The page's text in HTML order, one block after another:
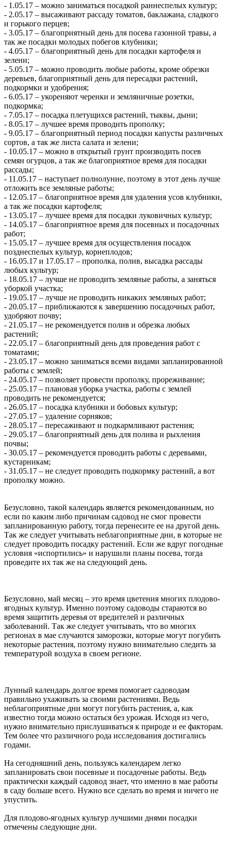
- 1.05.17 – можно заниматься посадкой раннеспелых культур;
- 2.05.17 – высаживают рассаду томатов, баклажана, сладкого
и горького перцев;
- 3.05.17 – благоприятный день для посева газонной травы, а
так же посадки молодых побегов клубники;
- 4.05.17 – благоприятный день для посадки картофеля и
зелени;
- 5.05.17 – можно проводить любые работы, кроме обрезки
деревьев, благоприятный день для пересадки растений,
подкормки и удобрения;
- 6.05.17 – укореняют черенки и земляничные розетки,
подкормка;
- 7.05.17 – посадка плетущихся растений, тыквы, дыни;
- 8.05.17 – лучшее время проводить прополку;
- 9.05.17 – благоприятный период посадки капусты различных
сортов, а так же листа салата и зелени;
- 10.05.17 – можно в открытый грунт производить посев
семян огурцов, а так же благоприятное время для посадки
рассады;
- 11.05.17 – наступает полнолуние, поэтому в этот день лучше
отложить все земляные работы;
- 12.05.17 – благоприятное время для удаления усов клубники,
а так же посадки картофеля;
- 13.05.17 – лучшее время для посадки луковичных культур;
- 14.05.17 – благоприятное время для посевных и посадочных
работ;
- 15.05.17 – лучшее время для осуществления посадок
позднеспелых культур, корнеплодов;
- 16.05.17 и 17.05.17 – прополка, полив, высадка рассады
любых культур;
- 18.05.17 – лучше не проводить земляные работы, а заняться
уборкой участка;
- 19.05.17 – лучше не проводить никаких земляных работ;
- 20.05.17 – приближаются к завершению посадочных работ,
удобряют почву;
- 21.05.17 – не рекомендуется полив и обрезка любых
растений;
- 22.05.17 – благоприятный день для проведения работ с
томатами;
- 23.05.17 – можно заниматься всеми видами запланированной
работы с землей;
- 24.05.17 – позволяет провести прополку, прореживание;
- 25.05.17 – плановая уборка участка, работы с землей
проводить не рекомендуется;
- 26.05.17 – посадка клубники и бобовых культур;
- 27.05.17 – удаление сорняков;
- 28.05.17 – пересаживают и подкармливают растения;
- 29.05.17 – благоприятный день для полива и рыхления
почвы;
- 30.05.17 – рекомендуется проводить работы с деревьями,
кустарникам;
- 31.05.17 – не следует проводить подкормку растений, а вот
прополку можно.
Безусловно, такой календарь является рекомендованным, но
если по каким либо причинам садовод не смог провести
запланированную работу, тогда перенесите ее на другой день.
Так же следует учитывать неблагоприятные дни, в которые не
следует проводить посадку растений. Если же вдруг погодные
условия «испортились» и нарушили планы посева, тогда
проведите их так же на следующий день.
Безусловно, май месяц – это время цветения многих плодово-
ягодных культур. Именно поэтому садоводы стараются во
время защитить деревья от вредителей и различных
заболеваний. Так же следует учитывать, что во многих
регионах в мае случаются заморозки, которые могут погубить
некоторые растения, поэтому нужно внимательно следить за
температурой воздуха в своем регионе.
Лунный календарь долгое время помогает садоводам
правильно ухаживать за своими растениями. Ведь
неблагоприятные дни могут погубить растения, а, как
известно тогда можно остаться без урожая. Исходя из чего,
нужно внимательно прислушиваться к природе и ее факторам.
Тем более что различного рода исследования достигались
годами.
На сегодняшний день, пользуясь календарем легко
запланировать свои посевные и посадочные работы. Ведь
практически каждый садовод знает, что именно в мае работы
в саду больше всего. Нужно все сделать во время и ничего не
упустить.
Для плодово-ягодных культур лучшими днями посадки
отмечены следующие дни.